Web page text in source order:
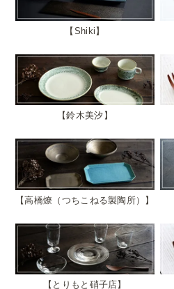
Shiki
鈴木美汐
高橋燎（つちこねる製陶所）
とりもと硝子店